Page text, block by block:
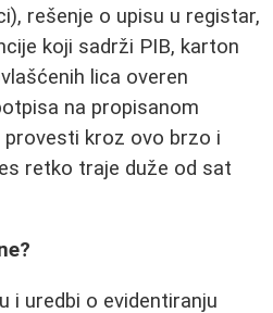
rešenje o upisu u registar,
koji sadrži PIB, karton
lica overen
na propisanom
provesti kroz ovo brzo i
retko traje duže od sat
i uredbi o evidentiranju